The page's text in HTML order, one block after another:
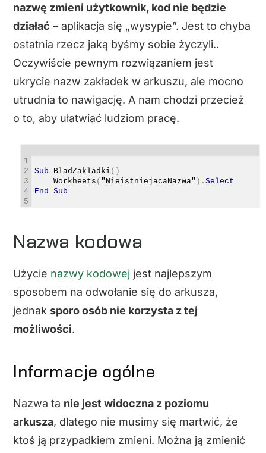
nazwę zmieni użytkownik, kod nie będzie
działać – aplikacja się „wysypie”. Jest to chyba
ostatnia rzecz jaką byśmy sobie życzyli..
Oczywiście pewnym rozwiązaniem jest
ukrycie nazw zakładek w arkuszu, ale mocno
utrudnia to nawigację. A nam chodzi przecież
o to, aby ułatwiać ludziom pracę.
1
2
3
4
5
Sub BladZakladki( )
Workheets ( "NieistniejacaNazwa" ) .Select
End
Sub
Nazwa kodowa
Użycie nazwy kodowej jest najlepszym
sposobem na odwołanie się do arkusza,
jednaksporo osób nie korzysta z tej
możliwości.
Informacje ogólne
Nazwa ta nie jest widoczna z poziomu
arkusza, dlatego nie musimy się martwić, że
ktoś ją przypadkiem zmieni. Można ją zmienić